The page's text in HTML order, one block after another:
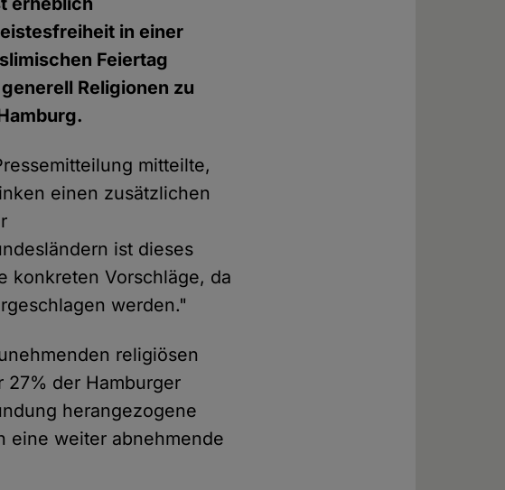
in einer
Feiertag
Religionen zu
mitteilte,
einen zusätzlichen
ist dieses
konkreten Vorschläge, da
werden."
religiösen
27% der Hamburger
herangezogene
eine weiter abnehmende